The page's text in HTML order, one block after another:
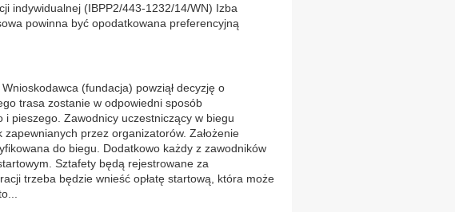
indywidualnej (IBPP2/443-1232/14/WN) Izba
powinna być opodatkowana preferencyjną
(fundacja) powziął decyzję o
trasa zostanie w odpowiedni sposób
i pieszego. Zawodnicy uczestniczący w biegu
przez organizatorów. Założenie
do biegu. Dodatkowo każdy z zawodników
Sztafety będą rejestrowane za
trzeba będzie wnieść opłatę startową, która może